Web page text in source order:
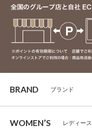
BRAND ブランド
WOMEN’S レディース